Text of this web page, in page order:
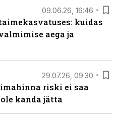
09.06.26, 16:46
kuidas
aega ja
29.07.26, 09:30
riski ei saa
kanda jätta